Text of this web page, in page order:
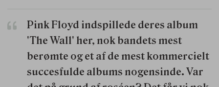
Pink Floyd indspillede deres album
'The Wall' her, nok bandets mest
berømte og et af de mest kommercielt
succesfulde albums nogensinde. Var